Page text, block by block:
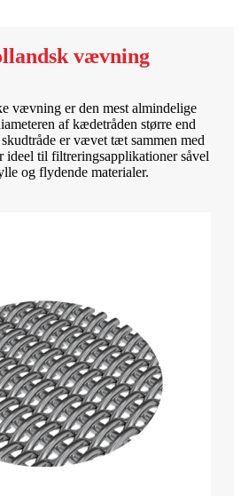
vævning
vævning er den mest almindelige
af ​​kædetråden større end
er vævet tæt sammen med
ideel til filtreringsapplikationer såvel
og flydende materialer.